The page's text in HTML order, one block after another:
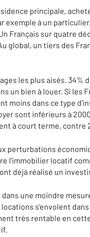
principale,
exemple à un
Français sur quatre
global, un tiers des
les plus aisés. 34%
un bien à louer. Si les
moins dans ce type
sont inférieurs à
à court terme, contre
perturbations
l’immobilier locatif
déjà réalisé un
une moindre
s’envolent
très rentable en